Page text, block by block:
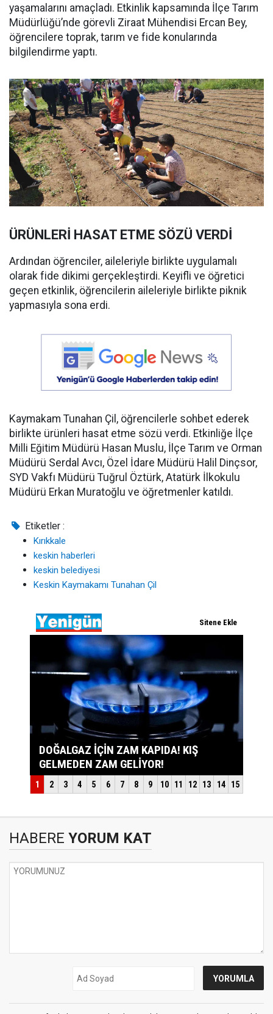
yaşamalarını amaçladı. Etkinlik kapsamında İlçe Tarım
Müdürlüğü’nde görevli Ziraat Mühendisi Ercan Bey,
öğrencilere toprak, tarım ve fide konularında
bilgilendirme yaptı.
ÜRÜNLERİ HASAT ETME SÖZÜ VERDİ
Ardından öğrenciler, aileleriyle birlikte uygulamalı
olarak fide dikimi gerçekleştirdi. Keyifli ve öğretici
geçen etkinlik, öğrencilerin aileleriyle birlikte piknik
yapmasıyla sona erdi.
Kaymakam Tunahan Çil, öğrencilerle sohbet ederek
birlikte ürünleri hasat etme sözü verdi. Etkinliğe İlçe
Milli Eğitim Müdürü Hasan Muslu, İlçe Tarım ve Orman
Müdürü Serdal Avcı, Özel İdare Müdürü Halil Dinçsor,
SYD Vakfı Müdürü Tuğrul Öztürk, Atatürk İlkokulu
Müdürü Erkan Muratoğlu ve öğretmenler katıldı.
Etiketler :
Kırıkkale
keskin haberleri
keskin belediyesi
Keskin Kaymakamı Tunahan Çil
HABERE YORUM KAT